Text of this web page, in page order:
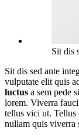
Sit dis
Sit dis sed ante
vulputate elit quis
luctus a sem pede
lorem. Viverra
tellus vici ut. Tellus
nullam quis viverra